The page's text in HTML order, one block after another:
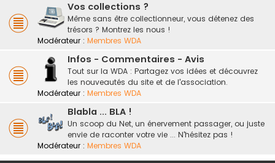
Vos collections ?
Même sans être collectionneur, vous détenez des
trésors ? Montrez les nous !
Modérateur : Membres WDA
Infos - Commentaires - Avis
Tout sur la WDA : Partagez vos idées et découvrez
les nouveautés du site et de l'association.
Modérateur : Membres WDA
Blabla ... BLA !
Un scoop du Net, un énervement passager, ou juste
envie de raconter votre vie ... N'hésitez pas !
Modérateur : Membres WDA